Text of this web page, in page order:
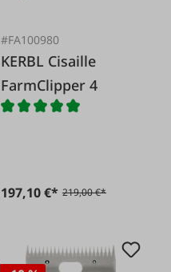
#FA100980
KERBL Cisaille
FarmClipper 4
197,10 €* 219,00 €*